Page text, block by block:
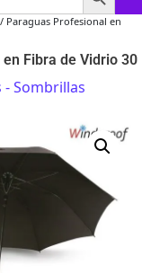
/ Paraguas Profesional en
Fibra de Vidrio 30
- Sombrillas